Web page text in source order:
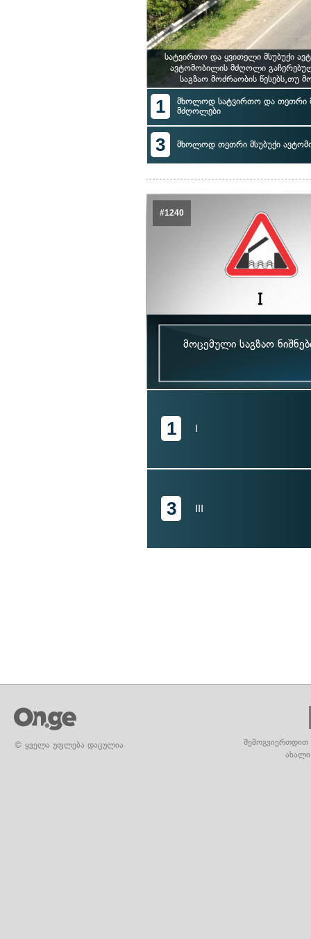
სატვირთო და ყვითელი მსუბუქი
ავტომობილის მძღოლი
საგზაო მოძრაობის წესებს,თუ
1
მხოლოდ სატვირთო და თეთრი
მძღოლები
3 მხოლოდ თეთრი მსუბუქი
#1240
მოცემული საგზაო
1 I
3 III
© ყველა უფლება დაცულია
შემოგვიერთდით
ახალი